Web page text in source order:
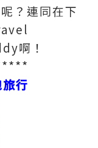
？連同在下
啊！
行